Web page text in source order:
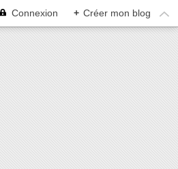
Connexion + Créer mon blog